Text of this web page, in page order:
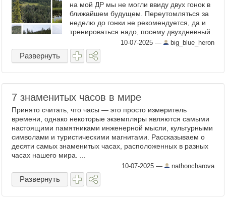
на мой ДР мы не могли ввиду двух гонок в
ближайшем будущем. Переутомляться за
неделю до гонки не рекомендуется, да и
тренироваться надо, посему двухдневный
поход я заменила на два однодневных. В
...
10-07-2025 — big_blue_heron
Развернуть
7 знаменитых часов в мире
Принято считать, что часы — это просто измеритель
времени, однако некоторые экземпляры являются самыми
настоящими памятниками инженерной мысли, культурными
символами и туристическими магнитами. Рассказываем о
десяти самых знаменитых часах, расположенных в разных
часах нашего мира. ...
10-07-2025 — nathoncharova
Развернуть